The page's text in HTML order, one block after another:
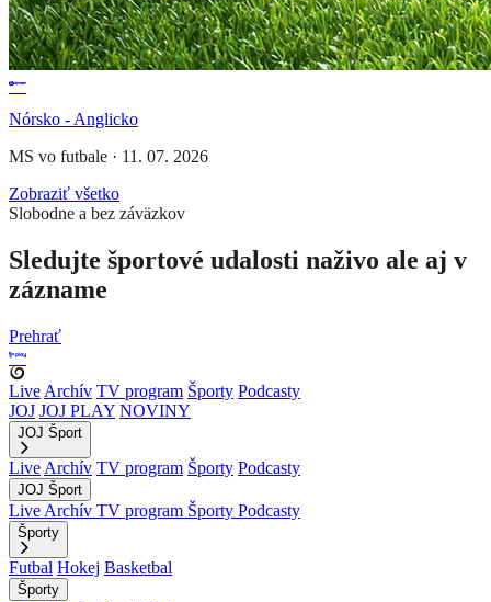
Nórsko - Anglicko
MS vo futbale · 11. 07. 2026
Zobraziť všetko
Slobodne a bez záväzkov
Sledujte športové udalosti naživo ale aj v
zázname
Prehrať
Live Archív TV program Športy Podcasty
JOJ JOJ PLAY NOVINY
JOJ Šport
Live Archív TV program Športy Podcasty
JOJ Šport
Live Archív TV program Športy Podcasty
Športy
Futbal Hokej Basketbal
Športy